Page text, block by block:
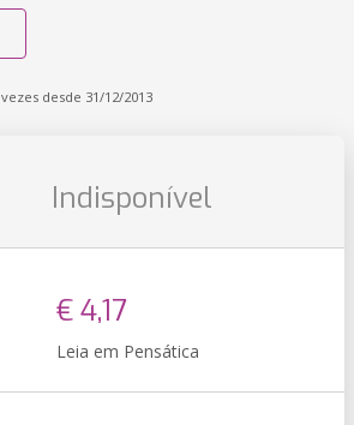
vezes desde 31/12/2013
Indisponível
€ 4,17
Leia em Pensática